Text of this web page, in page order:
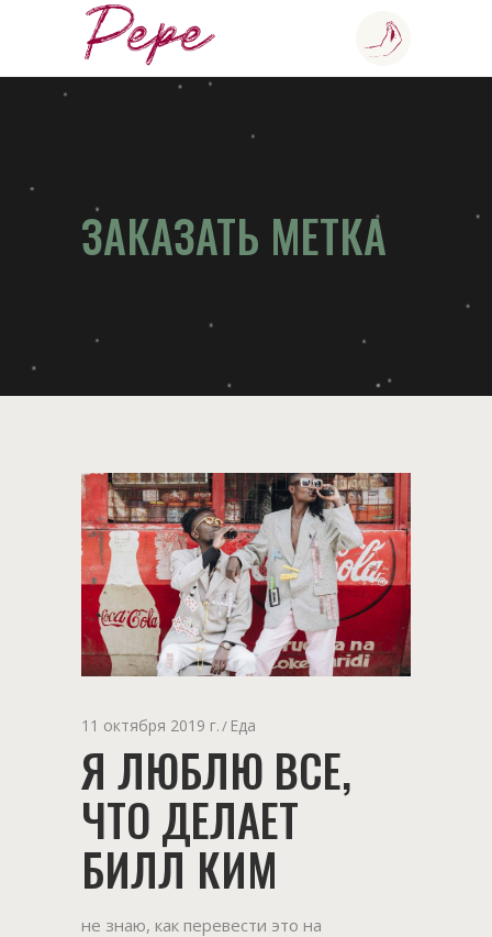
ЗАКАЗАТЬ МЕТКА
11 октября 2019 г. Еда
Я ЛЮБЛЮ ВСЕ,
ЧТО ДЕЛАЕТ
БИЛЛ КИМ
не знаю, как перевести это на